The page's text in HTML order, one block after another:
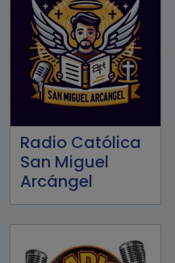
Radio Católica
San Miguel
Arcángel